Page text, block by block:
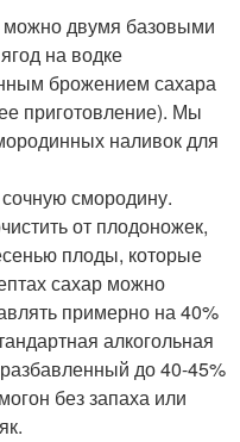
можно двумя базовыми
на водке
брожением сахара
приготовление). Мы
наливок для
смородину.
от плодоножек,
плоды, которые
сахар можно
примерно на 40%
алкогольная
до 40-45%
без запаха или